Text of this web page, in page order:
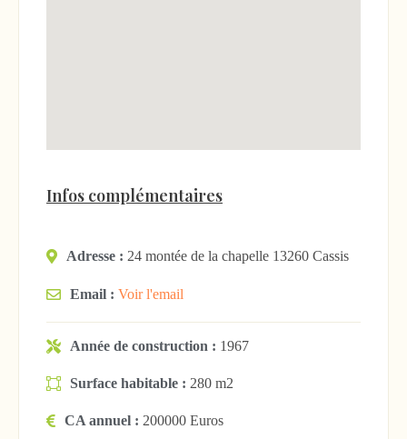
Infos complémentaires
Adresse : 24 montée de la chapelle 13260 Cassis
Email : Voir l'email
Année de construction : 1967
Surface habitable : 280 m2
CA annuel : 200000 Euros